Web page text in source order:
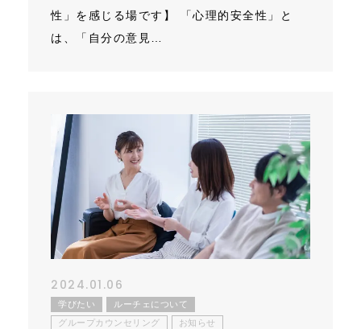
性」を感じる場です】 「心理的安全性」と
は、「自分の意見…
2024.01.06
学びたい
ルーチェについて
グループカウンセリング
お知らせ